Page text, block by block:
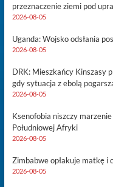
przeznaczenie ziemi pod
2026-08-05
Uganda: Wojsko odsłania
2026-08-05
DRK: Mieszkańcy Kinszasy
gdy sytuacja z ebolą
2026-08-05
Ksenofobia niszczy
Południowej Afryki
2026-08-05
Zimbabwe opłakuje matkę
2026-08-05